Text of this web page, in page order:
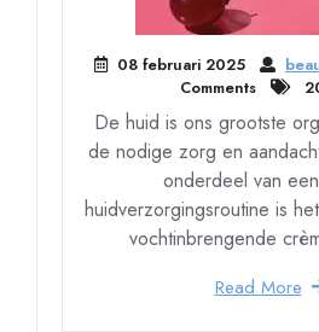
08 februari 2025
Comments
De huid is ons grootste
de nodige zorg en
onderdeel van
huidverzorgingsroutine is
vochtinbrengende
Read More